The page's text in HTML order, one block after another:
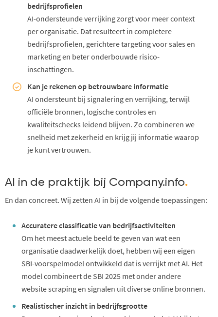
bedrijfsprofielen
AI-ondersteunde verrijking zorgt voor meer context
per organisatie. Dat resulteert in completere
bedrijfsprofielen, gerichtere targeting voor sales en
marketing en beter onderbouwde risico-
inschattingen.
Kan je rekenen op betrouwbare informatie
AI ondersteunt bij signalering en verrijking, terwijl
officiële bronnen, logische controles en
kwaliteitschecks leidend blijven. Zo combineren we
snelheid met zekerheid en krijg jij informatie waarop
je kunt vertrouwen.
AI in de praktijk bij Company.info.
En dan concreet. Wij zetten AI in bij de volgende toepassingen:
Accuratere classificatie van bedrijfsactiviteiten
Om het meest actuele beeld te geven van wat een
organisatie daadwerkelijk doet, hebben wij een eigen
SBI-voorspelmodel ontwikkeld dat is verrijkt met AI. Het
model combineert de SBI 2025 met onder andere
website scraping en signalen uit diverse online bronnen.
Realistischer inzicht in bedrijfsgrootte